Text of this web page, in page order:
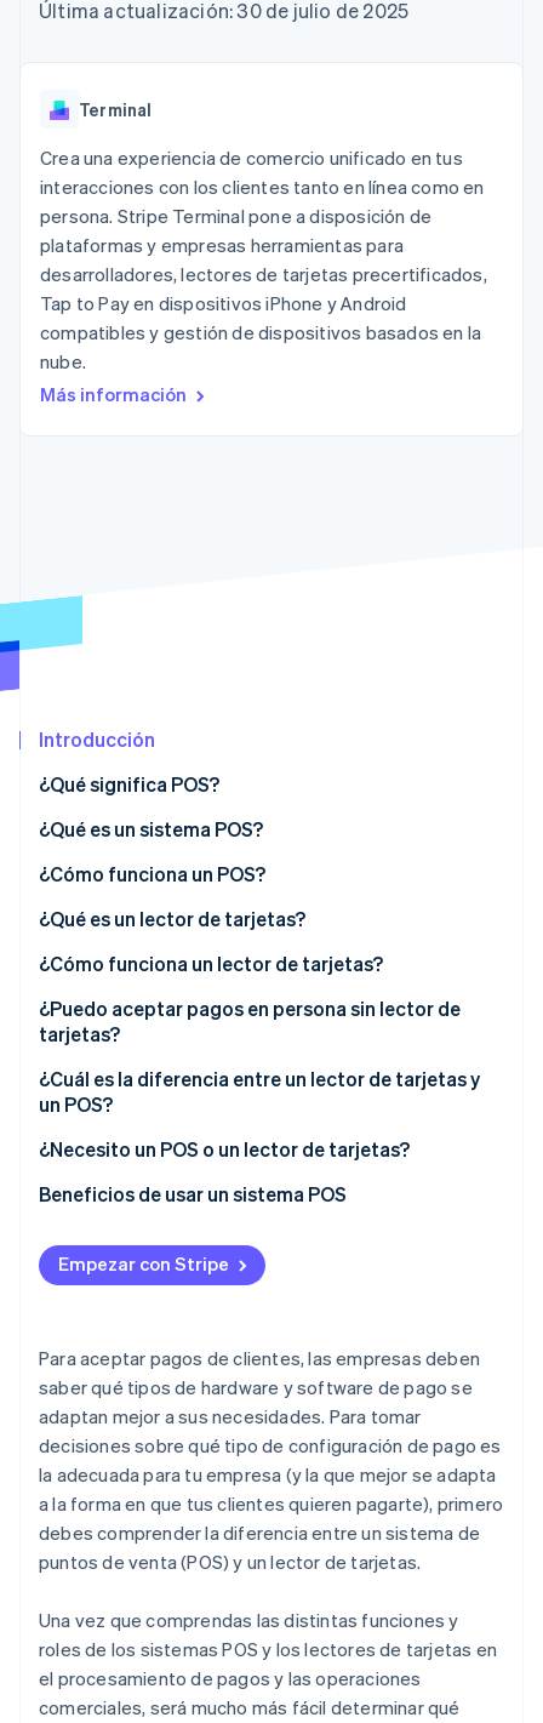
Métodos de
Terminal
Pagos en
Authorization
Boost
Optimizaciones
de aceptación
Link
Proceso de
compra
acelerado
Financial
Connections
Datos de ctas.
financieras
Recognition
Automatización
Sincronización
de datos
de tarjetas
criptomonedas
Prevención de fraude
Identity
Verificación de identidad en línea
Sesiones de Stripe 2026
Descubre cómo Stripe construye la infraestructura
Mirar ahora
Gestión del dinero
SaaS
Por sector
Empresas de IA
Economía de los
creadores
Juegos
Hostelería, viajes y ocio
Seguros
entretenimiento
Gestionar
Ofrecer cobro por
monedas estables
Aprovisiona y gestiona
servicios con agentes
Recursos
Integraciones de
Blog de
Empresa
Sala de prensa
Stripe Press
Contacto
Contacta con ventas
Conviértete en socio
Última actualización: 30 de julio de 2025
Terminal
Crea una experiencia de comercio unificado en tus
interacciones con los clientes tanto en línea como en
persona. Stripe Terminal pone a disposición de
plataformas y empresas herramientas para
desarrolladores, lectores de tarjetas precertificados,
Tap to Pay en dispositivos iPhone y Android
compatibles y gestión de dispositivos basados en la
nube.
Más información
Introducción
¿Qué significa POS?
¿Qué es un sistema POS?
¿Cómo funciona un POS?
¿Qué es un lector de tarjetas?
¿Cómo funciona un lector de tarjetas?
¿Puedo aceptar pagos en persona sin lector de
tarjetas?
¿Cuál es la diferencia entre un lector de tarjetas y
un POS?
¿Necesito un POS o un lector de tarjetas?
Beneficios de usar un sistema POS
Empezar con Stripe
Para aceptar pagos de clientes, las empresas deben
saber qué tipos de hardware y software de pago se
adaptan mejor a sus necesidades. Para tomar
decisiones sobre qué tipo de configuración de pago es
la adecuada para tu empresa (y la que mejor se adapta
a la forma en que tus clientes quieren pagarte), primero
debes comprender la diferencia entre un sistema de
puntos de venta (POS) y un lector de tarjetas.
Una vez que comprendas las distintas funciones y
roles de los sistemas POS y los lectores de tarjetas en
el procesamiento de pagos y las operaciones
comerciales, será mucho más fácil determinar qué